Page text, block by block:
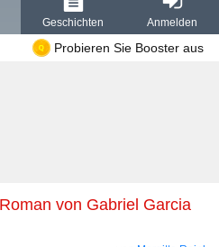
Geschichten Anmelden
Probieren Sie Booster aus